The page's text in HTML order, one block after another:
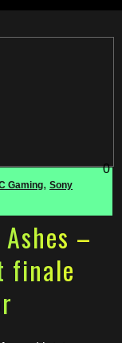
Gaming, Sony
0
–
finale